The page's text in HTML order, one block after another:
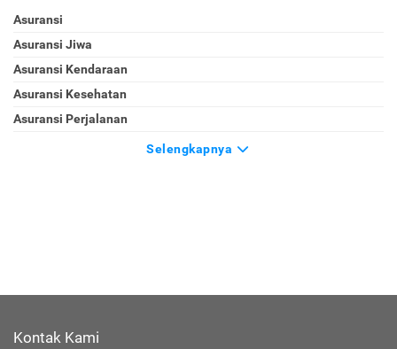
Asuransi
Asuransi Jiwa
Asuransi Kendaraan
Asuransi Kesehatan
Asuransi Perjalanan
Selengkapnya
Kontak Kami